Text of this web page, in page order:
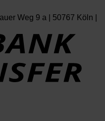
Weg 9 a | 50767 Köln |